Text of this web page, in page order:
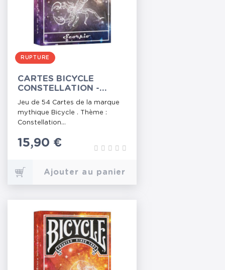
RUPTURE
CARTES BICYCLE
CONSTELLATION -
SCORPION
Jeu de 54 Cartes de la marque
mythique Bicycle . Thème :
Constellation...
Prix
15,90 €
Ajouter au panier